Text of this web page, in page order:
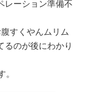
レーション準備不
すくやんムリム
るのが後にわかり